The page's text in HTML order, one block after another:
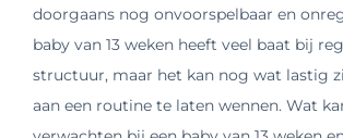
doorgaans nog onvoorspelbaar en
baby van 13 weken heeft veel baat bij
structuur, maar het kan nog wat lastig
aan een routine te laten wennen. Wat